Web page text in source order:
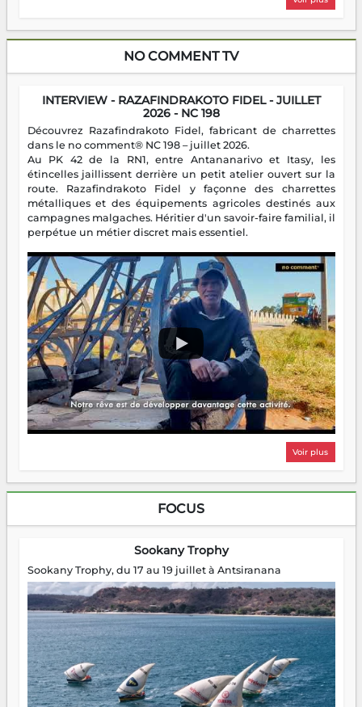
NO COMMENT TV
INTERVIEW - RAZAFINDRAKOTO FIDEL - JUILLET
2026 - NC 198
Découvrez Razafindrakoto Fidel, fabricant de charrettes
dans le no comment® NC 198 – juillet 2026.
Au PK 42 de la RN1, entre Antananarivo et Itasy, les
étincelles jaillissent derrière un petit atelier ouvert sur la
route. Razafindrakoto Fidel y façonne des charrettes
métalliques et des équipements agricoles destinés aux
campagnes malgaches. Héritier d'un savoir-faire familial, il
perpétue un métier discret mais essentiel.
Voir plus
FOCUS
Sookany Trophy
Sookany Trophy, du 17 au 19 juillet à Antsiranana